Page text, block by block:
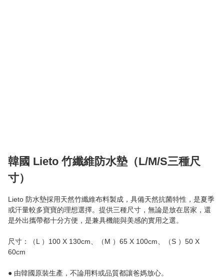
韓國 Lieto 竹纖維防水墊（L/M/S三種尺
寸）
Lieto 防水墊採用天然竹纖維布料製成，具備天然抗菌特性，是夏季
或汗量較多寶寶的理想選擇。提供三種尺寸，無論是放在居家，還
是外出攜帶都十分方便，是兼具機能與美感的實用之選。
尺寸：（L ）100 X 130cm、（M ）65 X 100cm、（S ）50 X
60cm
● 由韓國原裝生產，不論用料或品質都讓爸媽放心。